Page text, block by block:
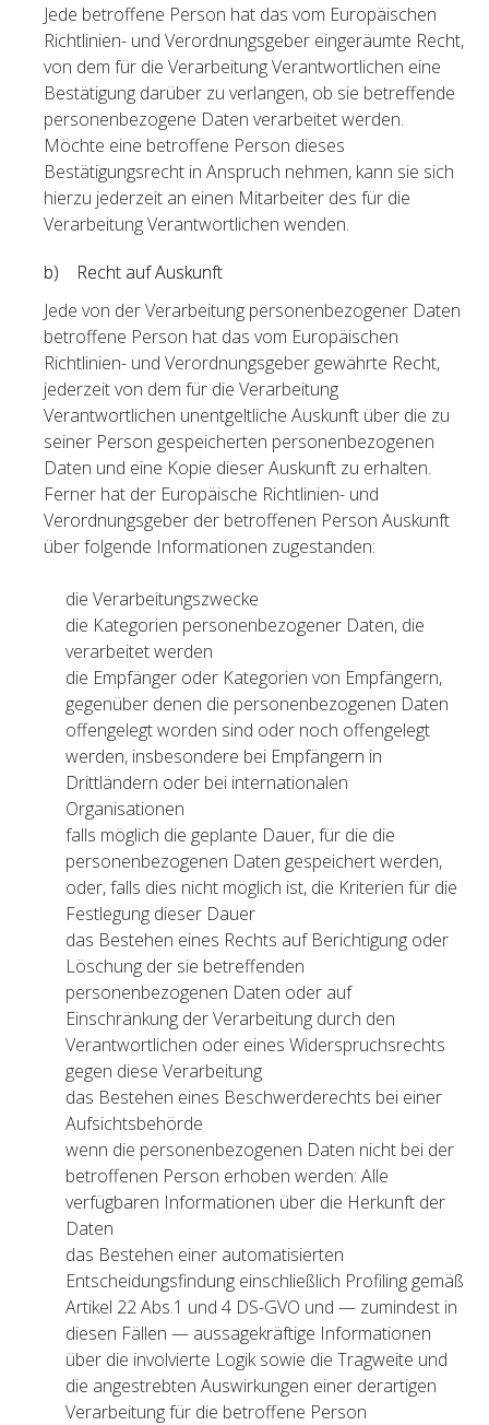
Jede betroffene Person hat das vom Europäischen
Richtlinien- und Verordnungsgeber eingeräumte Recht,
von dem für die Verarbeitung Verantwortlichen eine
Bestätigung darüber zu verlangen, ob sie betreffende
personenbezogene Daten verarbeitet werden.
Möchte eine betroffene Person dieses
Bestätigungsrecht in Anspruch nehmen, kann sie sich
hierzu jederzeit an einen Mitarbeiter des für die
Verarbeitung Verantwortlichen wenden.
b) Recht auf Auskunft
Jede von der Verarbeitung personenbezogener Daten
betroffene Person hat das vom Europäischen
Richtlinien- und Verordnungsgeber gewährte Recht,
jederzeit von dem für die Verarbeitung
Verantwortlichen unentgeltliche Auskunft über die zu
seiner Person gespeicherten personenbezogenen
Daten und eine Kopie dieser Auskunft zu erhalten.
Ferner hat der Europäische Richtlinien- und
Verordnungsgeber der betroffenen Person Auskunft
über folgende Informationen zugestanden:
die Verarbeitungszwecke
die Kategorien personenbezogener Daten, die
verarbeitet werden
die Empfänger oder Kategorien von Empfängern,
gegenüber denen die personenbezogenen Daten
offengelegt worden sind oder noch offengelegt
werden, insbesondere bei Empfängern in
Drittländern oder bei internationalen
Organisationen
falls möglich die geplante Dauer, für die die
personenbezogenen Daten gespeichert werden,
oder, falls dies nicht möglich ist, die Kriterien für die
Festlegung dieser Dauer
das Bestehen eines Rechts auf Berichtigung oder
Löschung der sie betreffenden
personenbezogenen Daten oder auf
Einschränkung der Verarbeitung durch den
Verantwortlichen oder eines Widerspruchsrechts
gegen diese Verarbeitung
das Bestehen eines Beschwerderechts bei einer
Aufsichtsbehörde
wenn die personenbezogenen Daten nicht bei der
betroffenen Person erhoben werden: Alle
verfügbaren Informationen über die Herkunft der
Daten
das Bestehen einer automatisierten
Entscheidungsfindung einschließlich Profiling gemäß
Artikel 22 Abs.1 und 4 DS-GVO und — zumindest in
diesen Fällen — aussagekräftige Informationen
über die involvierte Logik sowie die Tragweite und
die angestrebten Auswirkungen einer derartigen
Verarbeitung für die betroffene Person